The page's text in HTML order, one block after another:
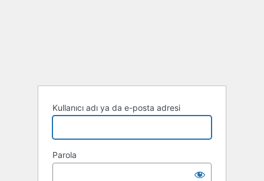
Kullanıcı adı ya da e-posta adresi
Parola